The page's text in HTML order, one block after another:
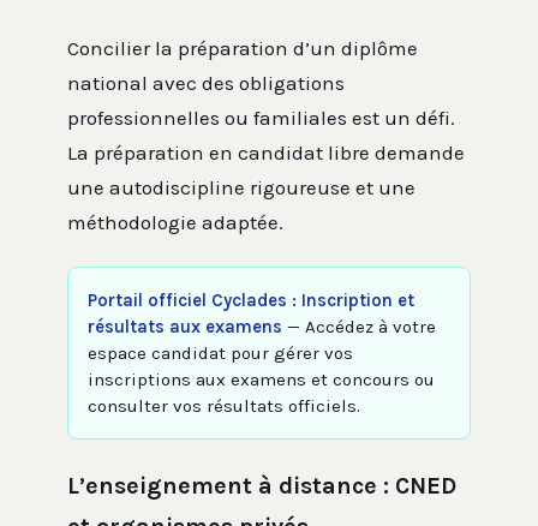
Concilier la préparation d’un diplôme
national avec des obligations
professionnelles ou familiales est un défi.
La préparation en candidat libre demande
une autodiscipline rigoureuse et une
méthodologie adaptée.
Portail officiel Cyclades : Inscription et
résultats aux examens — Accédez à votre
espace candidat pour gérer vos
inscriptions aux examens et concours ou
consulter vos résultats officiels.
L’enseignement à distance : CNED